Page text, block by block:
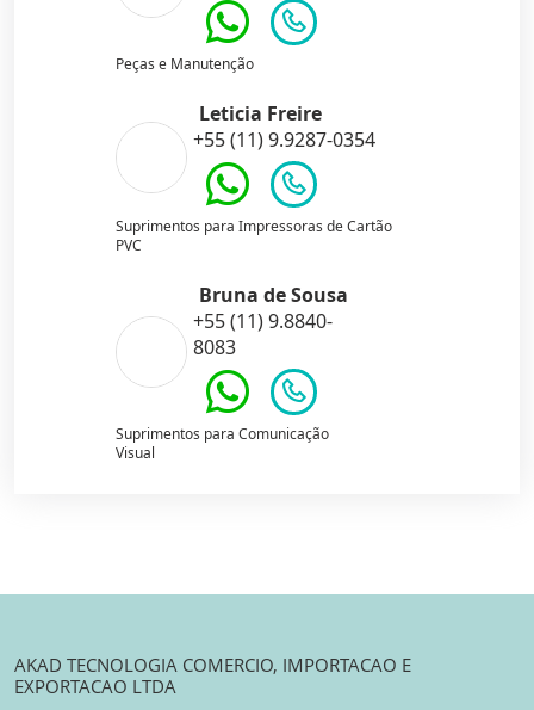
Peças e Manutenção
Leticia Freire
+55 (11) 9.9287-0354
Suprimentos para Impressoras de Cartão
PVC
Bruna de Sousa
+55 (11) 9.8840-
8083
Suprimentos para Comunicação
Visual
AKAD TECNOLOGIA COMERCIO, IMPORTACAO E
EXPORTACAO LTDA